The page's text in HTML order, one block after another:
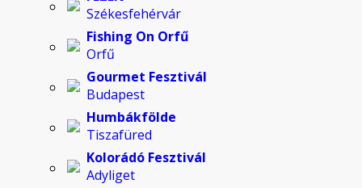
Székesfehérvár
Fishing On Orfű
Orfű
Gourmet Fesztivál
Budapest
Humbákfölde
Tiszafüred
Kolorádó Fesztivál
Adyliget